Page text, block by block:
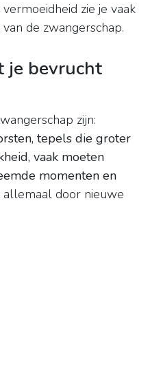
zie je vaak
de zwangerschap.
je bevrucht
zijn:
tepels die groter
vaak moeten
momenten en
allemaal door nieuwe